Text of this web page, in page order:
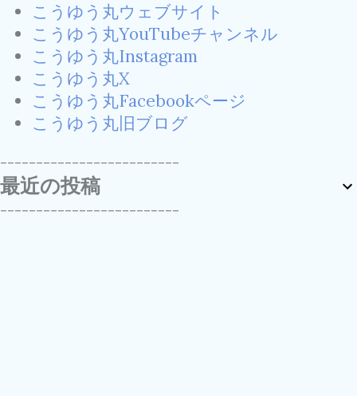
こうゆう丸ウェブサイト
こうゆう丸YouTubeチャンネル
こうゆう丸Instagram
こうゆう丸X
こうゆう丸Facebookページ
こうゆう丸旧ブログ
-------------------------
最近の投稿
-------------------------